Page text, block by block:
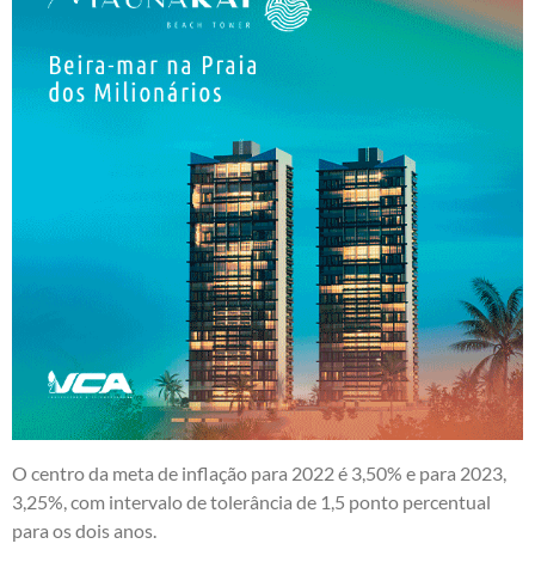
O centro da meta de inflação para 2022 é 3,50% e para 2023,
3,25%, com intervalo de tolerância de 1,5 ponto percentual
para os dois anos.